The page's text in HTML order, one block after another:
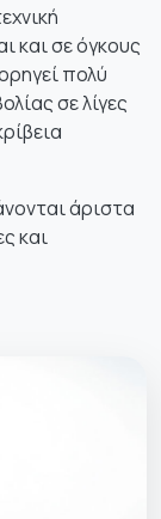
και σε όγκους
πολύ
σε λίγες
άριστα
και